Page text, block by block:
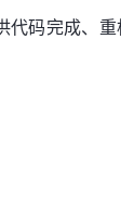
码完成、重